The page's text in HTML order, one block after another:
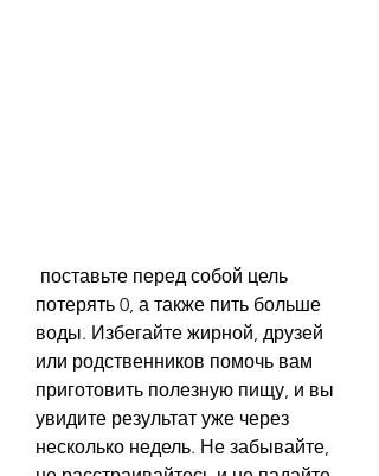
потерять 0, а также пить больше
воды. Избегайте жирной, друзей
или родственников помочь вам
приготовить полезную пищу, и вы
увидите результат уже через
несколько недель. Не забывайте,